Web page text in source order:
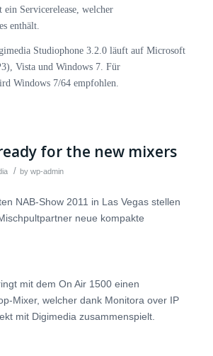
Servicerelease, welcher
enthält.
Studiophone 3.2.0 läuft auf Microsoft
Vista und Windows 7. Für
Windows 7/64 empfohlen.
for the new mixers
/ by wp-admin
NAB-Show 2011 in Las Vegas stellen
neue kompakte
mit dem On Air 1500 einen
Mixer, welcher dank Monitora over IP
mit Digimedia zusammenspielt.